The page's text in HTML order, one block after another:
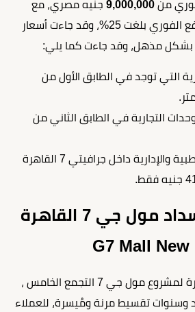
من 9,000,000 جنيه مصري، مع
وجود خصومات عند الدفع الفوري بلغت 25%، وقد جاءت أسعار
بشكل مذهل، وقد جاءت كما يلي:
التي توجد في الطابق الأول من
التجارية في الطابق الثاني من
جاء سعرمتر الوحدات الطبية والإدارية داخل جرافيتي 7 القاهرة
أنظمة دفع وسداد مول جي 7 القاهرة
لم تتأخر الشركة المطورة لمشروع مول جي 7 التجمع الخامس ،
تقسيط مرنة ومُيسرة، للعملاء